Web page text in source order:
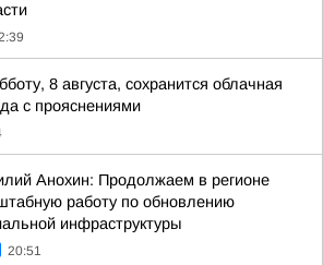
8 августа, сохранится облачная
с прояснениями
Анохин: Продолжаем в регионе
работу по обновлению
инфраструктуры
20:51